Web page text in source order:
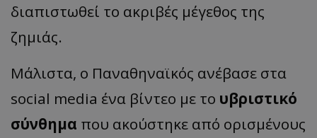
διαπιστωθεί το ακριβές μέγεθος της
ζημιάς.
Μάλιστα, ο Παναθηναϊκός ανέβασε στα
social media ένα βίντεο με το υβριστικό
σύνθημα που ακούστηκε από ορισμένους